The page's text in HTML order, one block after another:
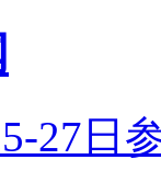
27日